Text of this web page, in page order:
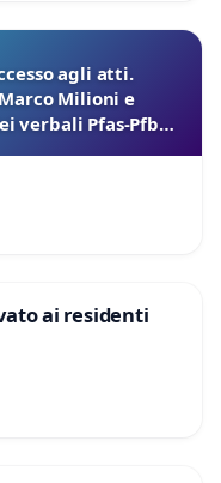
agli atti.
Milioni e
verbali Pfas-Pfba
ai residenti